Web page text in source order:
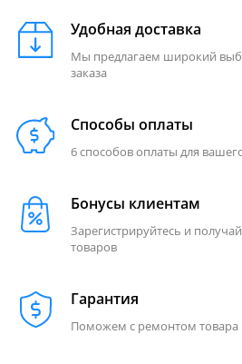
Удобная доставка
Мы предлагаем широкий
заказа
Способы оплаты
6 способов оплаты для
Бонусы клиентам
Зарегистрируйтесь и
товаров
Гарантия
Поможем с ремонтом товара